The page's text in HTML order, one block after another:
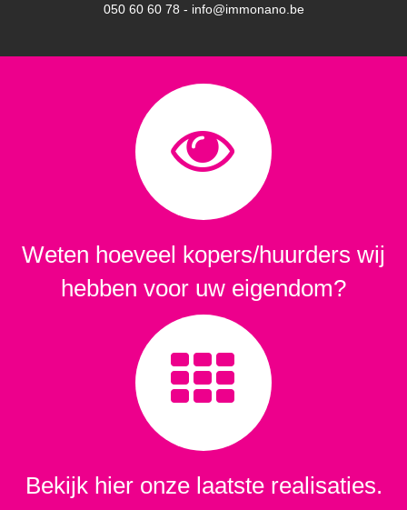
050 60 60 78 - info@immonano.be
Weten hoeveel kopers/huurders wij
hebben voor uw eigendom?
Bekijk hier onze laatste realisaties.